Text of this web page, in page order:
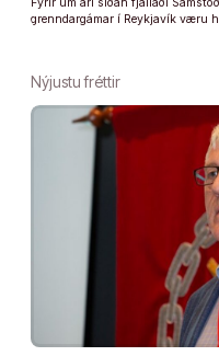
Fyrir um ári síðan fjallaði
grenndargámar í Reykjavík væru
Nýjustu fréttir